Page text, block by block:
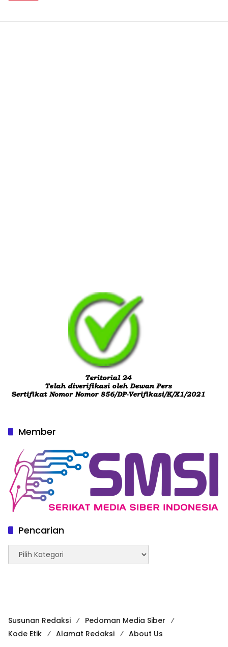
Member
Pencarian
Pencarian
Susunan Redaksi
Pedoman Media Siber
Kode Etik
Alamat Redaksi
About Us